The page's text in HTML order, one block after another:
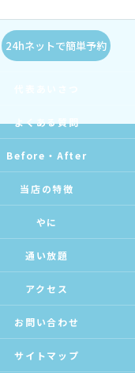
24hネットで簡単予約
よくある質問
Before・After
当店の特徴
やに
通い放題
アクセス
お問い合わせ
サイトマップ